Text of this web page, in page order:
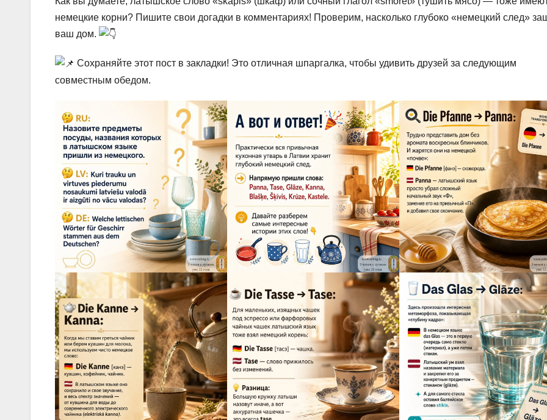
немецкие корни? Пишите свои догадки в комментариях! Проверим, насколько глубоко «немецкий след»
ваш дом.
Сохраняйте этот пост в закладки! Это отличная шпаргалка, чтобы удивить друзей за следующим
совместным обедом.